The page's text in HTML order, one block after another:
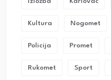
Kultura Nogomet
Policija Promet
Rukomet Sport